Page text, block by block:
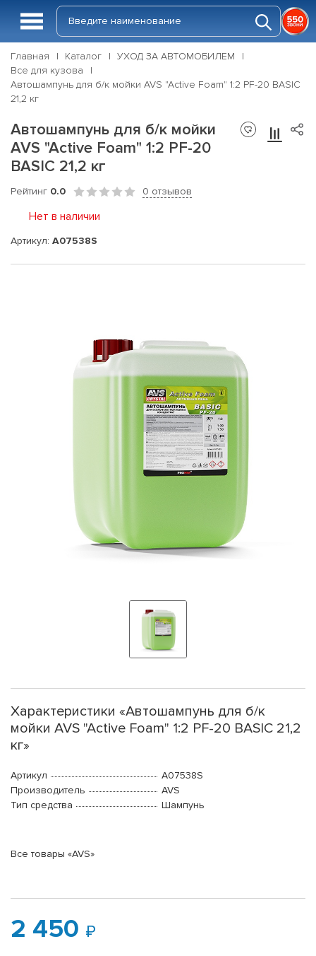
Главная Каталог
УХОД ЗА АВТОМОБИЛЕМ
Все для кузова
Автошампунь для б/к мойки AVS "Active Foam" 1:2 PF-20 BASIC
21,2 кг
Автошампунь для б/к мойки
AVS "Active Foam" 1:2 PF-20
BASIC 21,2 кг
Рейтинг 0.0 0 отзывов
Нет в наличии
Артикул: A07538S
Характеристики «Автошампунь для б/к
мойки AVS "Active Foam" 1:2 PF-20 BASIC 21,2
кг»
Артикул
A07538S
Производитель
AVS
Тип средства
Шампунь
Все товары «AVS»
2 450